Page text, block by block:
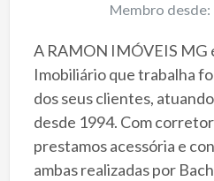
Membro
A RAMON IMÓVEIS MG
Imobiliário que trabalha
dos seus clientes,
desde 1994. Com
prestamos acessória e
ambas realizadas por